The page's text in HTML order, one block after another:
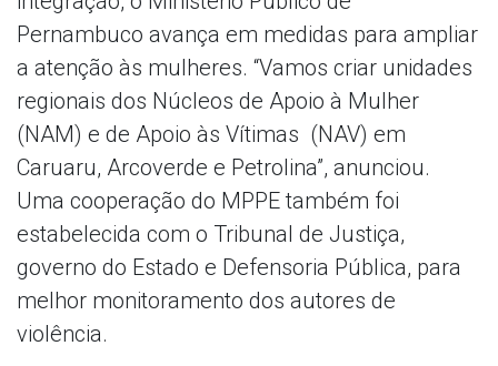
Pernambuco avança em medidas para ampliar
a atenção às mulheres. “Vamos criar unidades
regionais dos Núcleos de Apoio à Mulher
(NAM) e de Apoio às Vítimas (NAV) em
Caruaru, Arcoverde e Petrolina”, anunciou.
Uma cooperação do MPPE também foi
estabelecida com o Tribunal de Justiça,
governo do Estado e Defensoria Pública, para
melhor monitoramento dos autores de
violência.